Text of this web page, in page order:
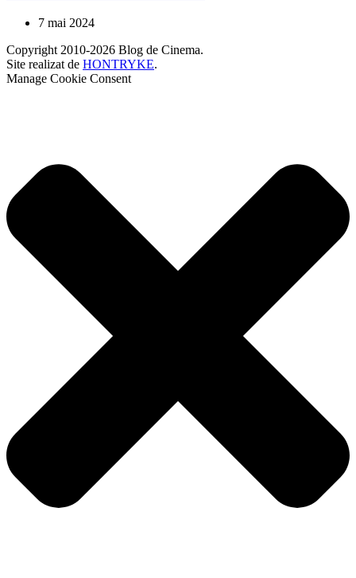
7 mai 2024
Copyright 2010-2026 Blog de Cinema.
Site realizat de HONTRYKE.
Manage Cookie Consent